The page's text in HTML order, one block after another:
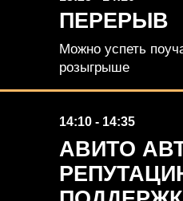
ПЕРЕРЫВ
Можно успеть
розыгрыше
14:10 - 14:35
АВИТО